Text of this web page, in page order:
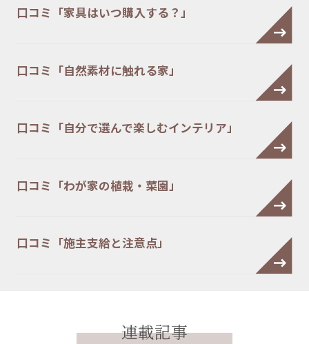
口コミ「家具はいつ購入する？」
口コミ「自然素材に触れる家」
口コミ「自分で選んで楽しむインテリア」
口コミ「わが家の植栽・菜園」
口コミ「施主支給と注意点」
連載記事